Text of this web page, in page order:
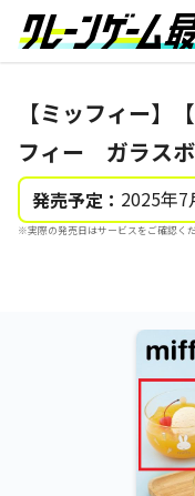
【ミッフィー】
フィー ガラス
発売予定： 2025年7
※実際の発売日はサービスをご確認くだ